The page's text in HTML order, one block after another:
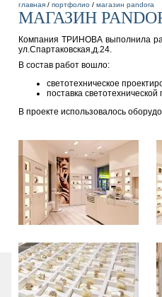
главная / портфолио / магазин pandora
МАГАЗИН
Компания ТРИНОВА выполнила
ул.Спартаковская,д.24.
В состав работ вошло:
cветотехническое
поставка светотехнической
В проекте использовалось